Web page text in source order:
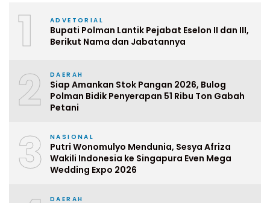
1 ADVETORIAL
Bupati Polman Lantik Pejabat Eselon II dan III,
Berikut Nama dan Jabatannya
2 DAERAH
Siap Amankan Stok Pangan 2026, Bulog
Polman Bidik Penyerapan 51 Ribu Ton Gabah
Petani
3 NASIONAL
Putri Wonomulyo Mendunia, Sesya Afriza
Wakili Indonesia ke Singapura Even Mega
Wedding Expo 2026
DAERAH